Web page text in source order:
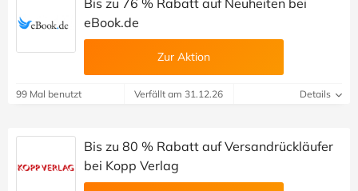
eBook.de
Zur Aktion
99 Mal benutzt Verfällt am 31.12.26 Details
Bis zu 80 % Rabatt auf Versandrückläufer
bei Kopp Verlag